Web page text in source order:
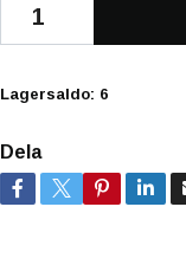
Lagersaldo: 6
Dela